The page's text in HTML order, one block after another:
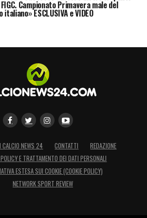
sfondo, restano ilLivorno
Campionato Primavera male del
italiano» ESCLUSIVA e VIDEO
CALCIO NEWS 24 CONTATTI
REDAZIONE
E TRATTAMENTO DEI DATI PERSONALI
ESTESA SUI COOKIE (COOKIE POLICY)
NETWORK SPORT REVIEW